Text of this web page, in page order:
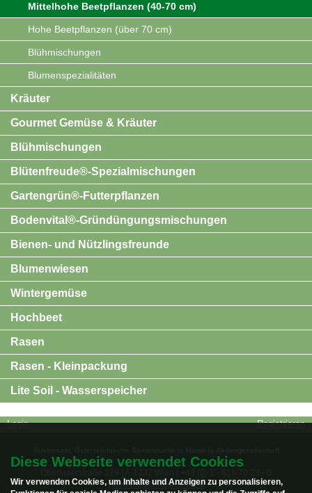
Mittelhohe Beetpflanzen (40-70 cm)
Hohe Beetpflanzen (über 70 cm)
Blühmischungen
Blumenspezialitäten
Kräuter
Gourmet Gemüse & Kräuter
Blühmischungen
Blütenfreude®-Spezialmischungen
Gartengrün®-Futterpflanzen
Bodenvital®-Gründüngungsmischungen
Bienen- und Nützlingsfreunde
Blumenwiesen
Wintergemüse
Hochbeet
Rasen
Rasen - Kleinpackung
Lite Soil - Wasserspeicher
Login Registrieren
|webshop@austrosaat.at
Diese Webseite verwendet Cookies
Wir verwenden Cookies, um Inhalte und Anzeigen zu personalisieren,